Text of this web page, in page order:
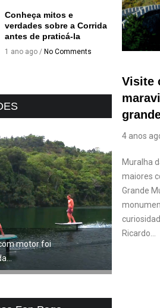
Visite
4 anos
Muralha
maiores
Grande
Ricardo...
Conheça mitos e
verdades sobre a Corrida
antes de praticá-la
1 ano ago / No Comments
motor foi